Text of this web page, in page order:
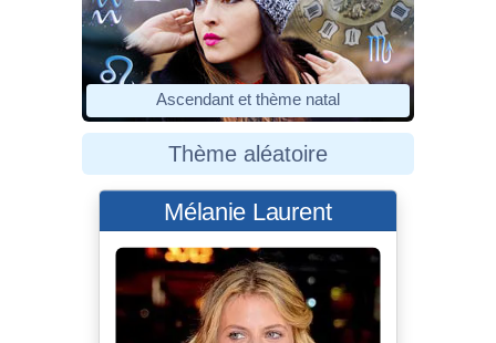
Ascendant et thème natal
Thème aléatoire
Mélanie Laurent